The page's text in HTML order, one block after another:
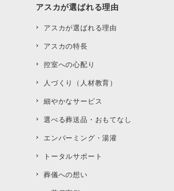
アスカが選ばれる理由
アスカが選ばれる理由
アスカの特長
控室への心配り
人づくり（人材教育）
細やかなサービス
選べる葬送品・おもてなし
エンバーミング・湯灌
トータルサポート
葬儀への想い